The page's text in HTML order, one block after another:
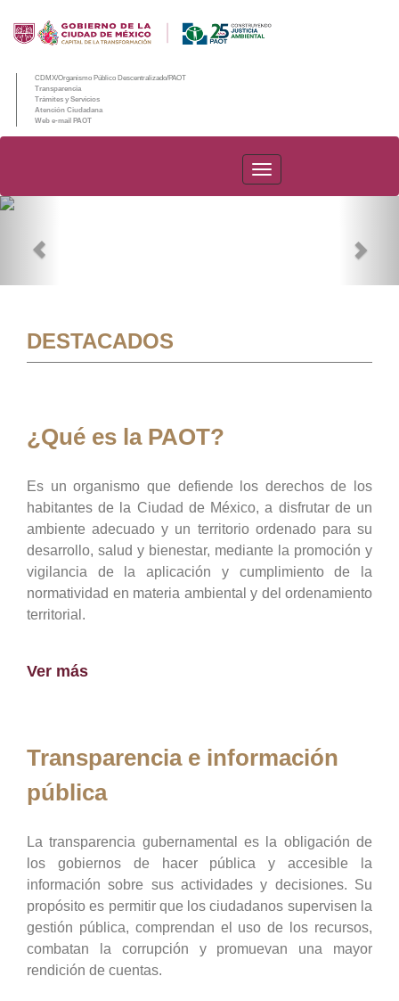
CDMX/Organismo Público Descentralizado/PAOT
Transparencia
Trámites y Servicios
Atención Ciudadana
Web e-mail PAOT
PAOT
DESTACADOS
¿Qué es la PAOT?
Es un organismo que defiende los derechos de los
habitantes de la Ciudad de México, a disfrutar de un
ambiente adecuado y un territorio ordenado para su
desarrollo, salud y bienestar, mediante la promoción y
vigilancia de la aplicación y cumplimiento de la
normatividad en materia ambiental y del ordenamiento
territorial.
Ver más
Transparencia e información
pública
La transparencia gubernamental es la obligación de
los gobiernos de hacer pública y accesible la
información sobre sus actividades y decisiones. Su
propósito es permitir que los ciudadanos supervisen la
gestión pública, comprendan el uso de los recursos,
combatan la corrupción y promuevan una mayor
rendición de cuentas.